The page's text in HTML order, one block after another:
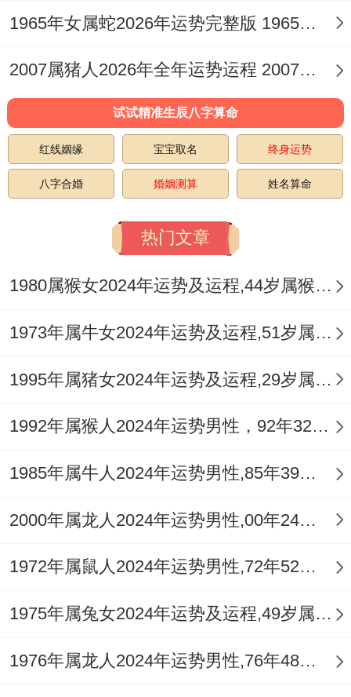
2004年属猴人2026年感情姻缘运势
红鸾星动，情缘开启，对于22岁的属猴人
2026年感情世界将变得多样而复杂，七杀带
桃花，容易遇到令自己心动、颇具个性或带
来紧迫感的对象，感情来得快且充斥亲密而
热情，但关系可能不够稳定，容易有争吵或
来自外界的压力。
其警惕卷入多角关系，比肩争合，代表着在
感情中可能存在竞争者，或与伴侣因朋友、
恋爱中或已婚者，此年需投入更多精力经营
关系，加强沟通，避免因工作压力或固执己
静，主动表达与经营远胜于被动等待，但抉
择时需清醒理智，莫被一时亲密而热情冲昏
2004年属猴人2026年平安健康运势
寅申相冲，暗伏隐患，申金对应筋骨，呼吸
为你，受流年旺火克制，又暗冲生肖虎（寅
1965年女属蛇2026年运势完整版 1965年女属蛇人2026年运势及运程
2007属猪人2026年全年运势运程 2007属猪人2026最旺的颜色
试试精准生辰八字算命
红线姻缘 宝宝取名 终身运势
八字合婚 婚姻测算 姓名算命
热门文章
1980属猴女2024年运势及运程,44岁属猴人2024全年每月运势女性如何
1973年属牛女2024年运势及运程,51岁属牛人2024全年每月运势女性如何
1995年属猪女2024年运势及运程,29岁属猪人2024全年每月运势女性如何
1992年属猴人2024年运势男性，92年32岁属猴男2024年每月运程怎么样
1985年属牛人2024年运势男性,85年39岁属牛男2024年每月运程怎么样
2000年属龙人2024年运势男性,00年24岁属龙男2024年每月运程怎么样
1972年属鼠人2024年运势男性,72年52岁属鼠男2024年每月运程怎么样
1975年属兔女2024年运势及运程,49岁属兔人2024全年每月运势女性如何
1976年属龙人2024年运势男性,76年48岁属龙男2024年每月运程怎么样